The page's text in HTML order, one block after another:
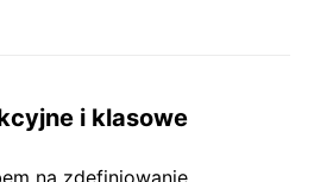
i klasowe
na zdefiniowanie